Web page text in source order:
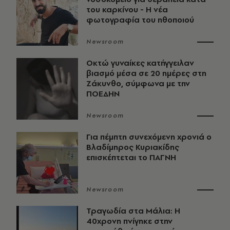
του καρκίνου - Η νέα
φωτογραφία του ηθοποιού
Newsroom
Οκτώ γυναίκες κατήγγειλαν
βιασμό μέσα σε 20 ημέρες στη
Ζάκυνθο, σύμφωνα με την
ΠΟΕΔΗΝ
Newsroom
Για πέμπτη συνεχόμενη χρονιά ο
Βλαδίμηρος Κυριακίδης
επισκέπτεται το ΠΑΓΝΗ
Newsroom
Τραγωδία στα Μάλια: Η
40χρονη πνίγηκε στην